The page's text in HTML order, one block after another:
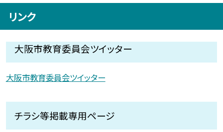
リンク
大阪市教育委員会ツイッター
大阪市教育委員会ツイッター
チラシ等掲載専用ページ